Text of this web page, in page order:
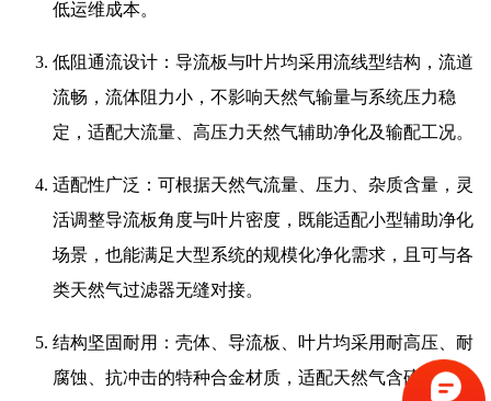
低运维成本。
低阻通流设计：导流板与叶片均采用流线型结构，流道
流畅，流体阻力小，不影响天然气输量与系统压力稳
定，适配大流量、高压力天然气辅助净化及输配工况。
适配性广泛：可根据天然气流量、压力、杂质含量，灵
活调整导流板角度与叶片密度，既能适配小型辅助净化
场景，也能满足大型系统的规模化净化需求，且可与各
类天然气过滤器无缝对接。
结构坚固耐用：壳体、导流板、叶片均采用耐高压、耐
腐蚀、抗冲击的特种合金材质，适配天然气含硫、潮